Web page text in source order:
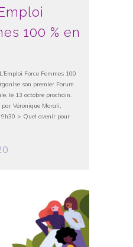
100 % en
Force Femmes 100
son premier Forum
le 13 octobre prochain.
Véronique Morali,
9h30 > Quel avenir pour